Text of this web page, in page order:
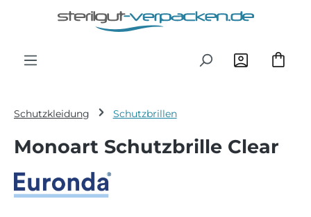
Zum Hauptinhalt springen
Schutzkleidung Schutzbrillen
Monoart Schutzbrille Clear